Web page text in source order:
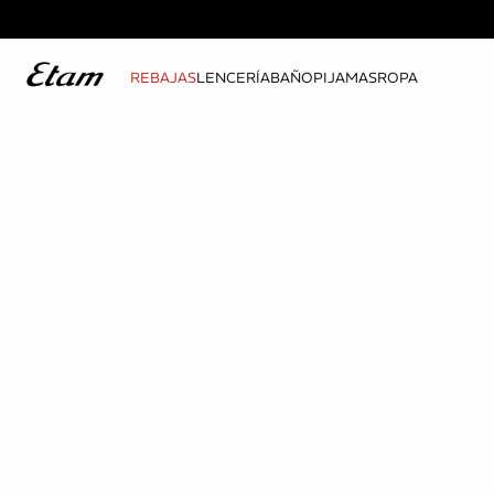
REBAJASLENCERÍABAÑOPIJAMASROPA